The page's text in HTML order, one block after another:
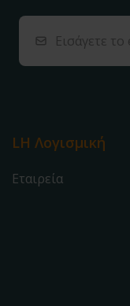
LH Λογισμική
Εταιρεία